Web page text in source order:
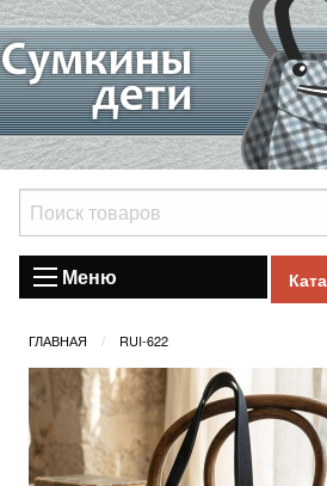
Меню
ГЛАВНАЯ RUI-622